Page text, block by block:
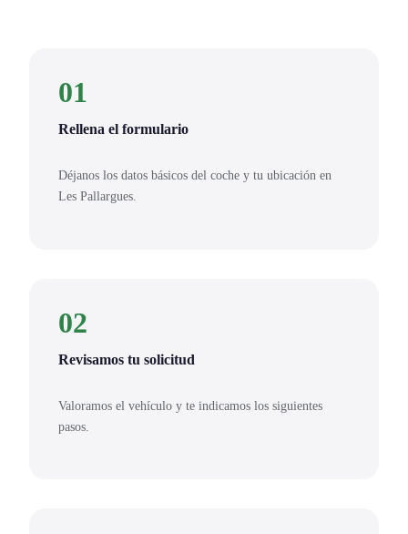
01
Rellena el formulario
Déjanos los datos básicos del coche y tu ubicación en
Les Pallargues.
02
Revisamos tu solicitud
Valoramos el vehículo y te indicamos los siguientes
pasos.